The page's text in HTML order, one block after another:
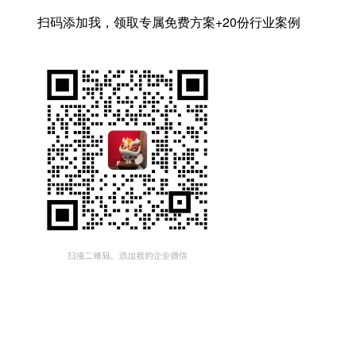
扫码添加我，领取专属免费方案+20份行业案例